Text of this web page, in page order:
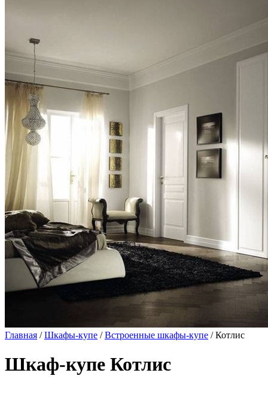
Главная /Шкафы-купе /Встроенные шкафы-купе / Котлис
Шкаф-купе Котлис